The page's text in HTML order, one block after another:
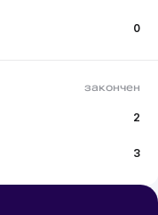
0
закончен
2
3